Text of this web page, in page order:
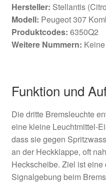
Hersteller: Stellantis
Modell: Peugeot 307
Produktcodes: 6350Q2
Weitere Nummern:
Funktion und
Die dritte Bremsleuchte
eine kleine Leuchtmittel-
dass sie gegen
an der Heckklappe, oft
Heckscheibe. Ziel ist
Signalgebung beim